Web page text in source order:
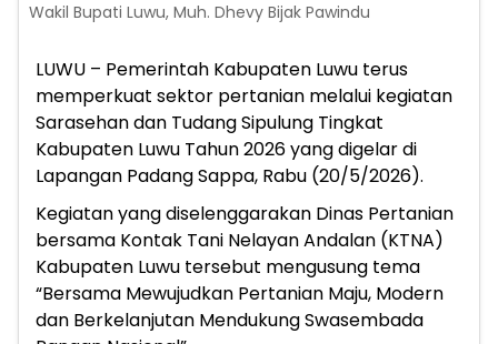
Wakil Bupati Luwu, Muh. Dhevy Bijak Pawindu
LUWU – Pemerintah Kabupaten Luwu terus
memperkuat sektor pertanian melalui kegiatan
Sarasehan dan Tudang Sipulung Tingkat
Kabupaten Luwu Tahun 2026 yang digelar di
Lapangan Padang Sappa, Rabu (20/5/2026).
Kegiatan yang diselenggarakan Dinas Pertanian
bersama Kontak Tani Nelayan Andalan (KTNA)
Kabupaten Luwu tersebut mengusung tema
“Bersama Mewujudkan Pertanian Maju, Modern
dan Berkelanjutan Mendukung Swasembada